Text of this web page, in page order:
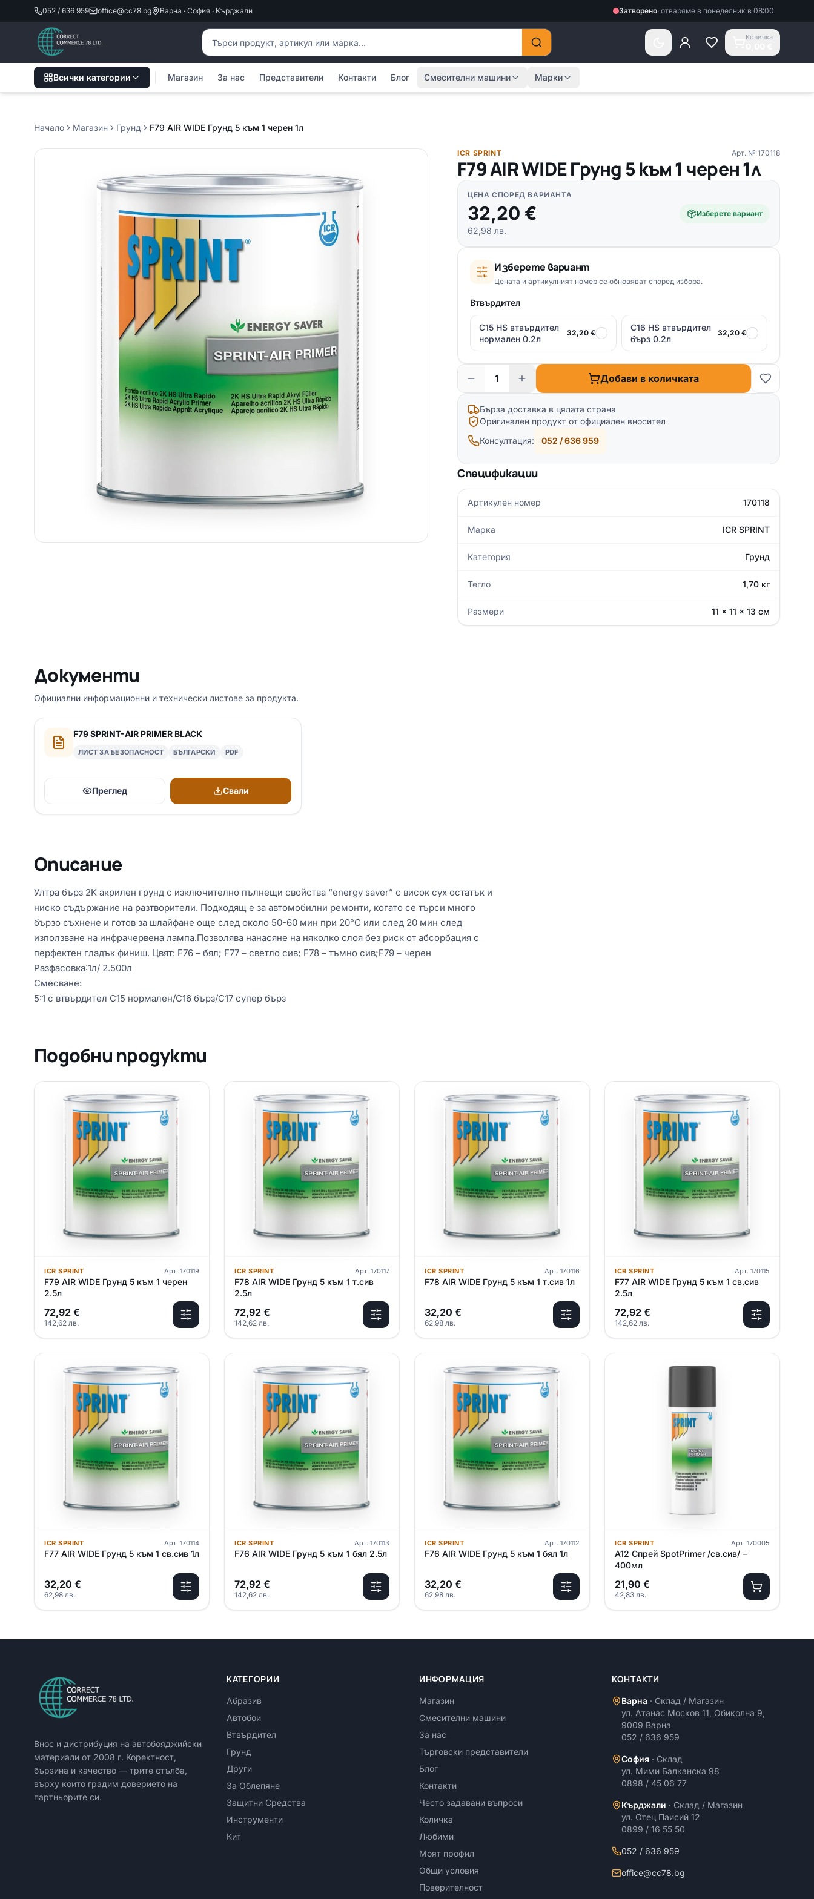
052 / 636 959 office@cc78.bg Варна · София · Кърджали Затворено· отваряме в понеделник в 08:00
Търсене на продукти
Количка
Всички категории Магазин За нас Представители Контакти Блог Смесителни машини Марки
Начало Магазин Грунд F79 AIR WIDE Грунд 5 към 1 черен 1л
ICR SPRINT Арт. № 170118
F79 AIR WIDE Грунд 5 към 1 черен 1л
ЦЕНА СПОРЕД ВАРИАНТА
32,20 €
62,98 лв.
Изберете вариант
Изберете вариант
Цената и артикулният номер се обновяват според избора.
Втвърдител
C15 HS втвърдител
нормален 0.2л
32,20 €
C16 HS втвърдител
бърз 0.2л
32,20 €
Добави в количката
Бърза доставка в цялата страна
Оригинален продукт от официален вносител
Консултация:
052 / 636 959
Спецификации
Артикулен номер 170118
Марка ICR SPRINT
Категория Грунд
Тегло 1,70 кг
Размери 11 × 11 × 13 см
Документи
Официални информационни и технически листове за продукта.
F79 SPRINT-AIR PRIMER BLACK
ЛИСТ ЗА БЕЗОПАСНОСТ БЪЛГАРСКИ PDF
Преглед Свали
Описание
Ултра бърз 2K акрилен грунд с изключително пълнещи свойства “energy saver” с висок сух остатък и
ниско съдържание на разтворители. Подходящ е за автомобилни ремонти, когато се търси много
бързо съхнене и готов за шлайфане още след около 50-60 мин при 20°C или след 20 мин след
използване на инфрачервена лампа.Позволява нанасяне на няколко слоя без риск от абсорбация с
перфектен гладък финиш. Цвят: F76 – бял; F77 – светло сив; F78 – тъмно сив;F79 – черен
Разфасовка:1л/ 2.500л
Смесване:
5:1 с втвърдител C15 нормален/C16 бърз/C17 супер бърз
Подобни продукти
ICR SPRINT Арт. 170119
F79 AIR WIDE Грунд 5 към 1 черен
2.5л
72,92 €
142,62 лв.
ICR SPRINT Арт. 170117
F78 AIR WIDE Грунд 5 към 1 т.сив
2.5л
72,92 €
142,62 лв.
ICR SPRINT Арт. 170116
F78 AIR WIDE Грунд 5 към 1 т.сив 1л
32,20 €
62,98 лв.
ICR SPRINT Арт. 170115
F77 AIR WIDE Грунд 5 към 1 св.сив
2.5л
72,92 €
142,62 лв.
ICR SPRINT Арт. 170114
F77 AIR WIDE Грунд 5 към 1 св.сив 1л
32,20 €
62,98 лв.
ICR SPRINT Арт. 170113
F76 AIR WIDE Грунд 5 към 1 бял 2.5л
72,92 €
142,62 лв.
ICR SPRINT Арт. 170112
F76 AIR WIDE Грунд 5 към 1 бял 1л
32,20 €
62,98 лв.
ICR SPRINT Арт. 170005
A12 Спрей SpotPrimer /св.сив/ –
400мл
21,90 €
42,83 лв.
Внос и дистрибуция на автобояджийски
материали от 2008 г. Коректност,
бързина и качество — трите стълба,
върху които градим доверието на
партньорите си.
КАТЕГОРИИ
Абразив
Автобои
Втвърдител
Грунд
Други
За Облепяне
Защитни Средства
Инструменти
Кит
ИНФОРМАЦИЯ
Магазин
Смесителни машини
За нас
Търговски представители
Блог
Контакти
Често задавани въпроси
Количка
Любими
Моят профил
Общи условия
Поверителност
КОНТАКТИ
Варна · Склад / Магазин
ул. Атанас Москов 11, Обиколна 9,
9009 Варна
052 / 636 959
София · Склад
ул. Мими Балканска 98
0898 / 45 06 77
Кърджали · Склад / Магазин
ул. Отец Паисий 12
0899 / 16 55 50
052 / 636 959
office@cc78.bg